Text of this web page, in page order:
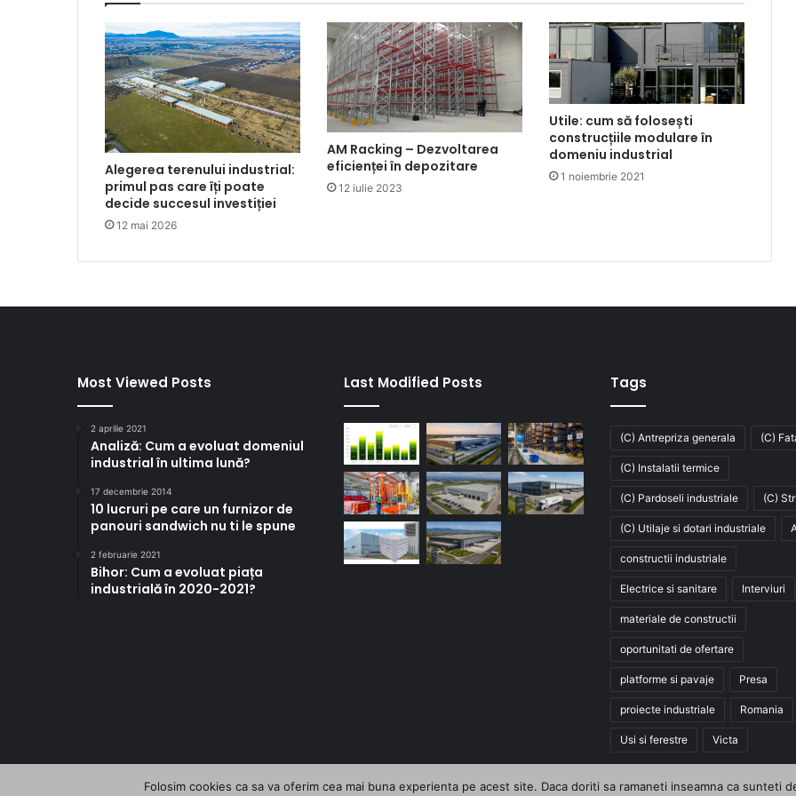
Alegerea terenului industrial:
primul pas care îți poate
decide succesul investiției
12 mai 2026
AM Racking – Dezvoltarea
eficienței în depozitare
12 iulie 2023
Utile: cum să folosești
construcțiile modulare în
domeniu industrial
1 noiembrie 2021
Most Viewed Posts
2 aprilie 2021
Analiză: Cum a evoluat domeniul
industrial în ultima lună?
17 decembrie 2014
10 lucruri pe care un furnizor de
panouri sandwich nu ti le spune
2 februarie 2021
Bihor: Cum a evoluat piața
industrială în 2020-2021?
Last Modified Posts Tags
(C) Antrepriza generala (C)
(C) Instalatii termice
(C) Pardoseli industriale (C)
(C) Utilaje si dotari industriale
constructii industriale
Electrice si sanitare Interviuri
materiale de constructii
oportunitati de ofertare
platforme si pavaje Presa
proiecte industriale Romania
Usi si ferestre Victa
Folosim cookies ca sa va oferim cea mai buna experienta pe acest site. Daca doriti sa ramaneti inseamna ca sunteti